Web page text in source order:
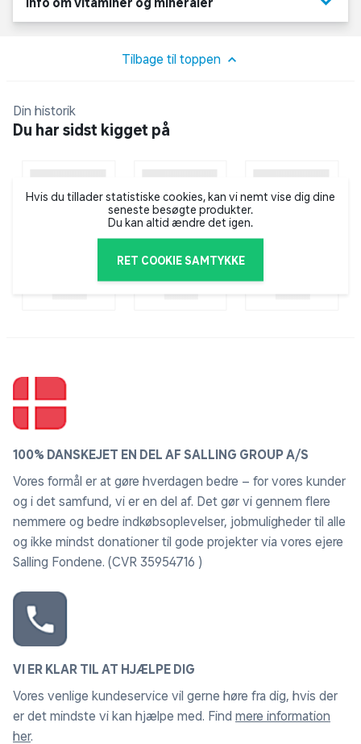
Tilbage til toppen
Din historik
Du har sidst kigget på
Hvis du tillader statistiske cookies, kan vi nemt vise dig dine
seneste besøgte produkter.
Du kan altid ændre det igen.
RET COOKIE SAMTYKKE
100% DANSKEJET EN DEL AF SALLING GROUP A/S
Vores formål er at gøre hverdagen bedre – for vores kunder
og i det samfund, vi er en del af. Det gør vi gennem flere
nemmere og bedre indkøbsoplevelser, jobmuligheder til alle
og ikke mindst donationer til gode projekter via vores ejere
Salling Fondene. (CVR 35954716 )
VI ER KLAR TIL AT HJÆLPE DIG
Vores venlige kundeservice vil gerne høre fra dig, hvis der
er det mindste vi kan hjælpe med. Find mere information
her.